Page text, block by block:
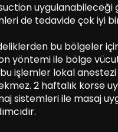
uygulanabileceği
de tedavide çok iyi
bu bölgeler
yöntemi ile bölge
işlemler lokal anestezi
2 haftalık korse
sistemleri ile masaj